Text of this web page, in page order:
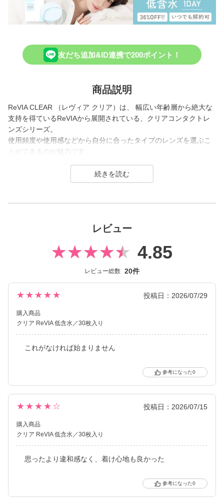
友だち追加&ID連携で200ポイント！
商品説明
ReVIA CLEAR （レヴィア クリア）は、 幅広い年齢層から絶大な
支持を得ているReVIAから展開されている、クリアコンタクトレ
ンズシリーズ。
使用頻度や使用感などから自分に合ったタイプのレンズを選ぶこ
とができるのが魅力です。
2026年には、ブランド誕生から10周年を迎えるにあたり、新イメ
ージモデルに KIM CHAEWON（キム・チェウォン）さんが就任
レビュー
4.85
レビュー総数 20件
★★★★★ 投稿日：2026/07/29
購入商品
クリア ReVIA 低含水／30枚入り
これがなければ始まりません
0
★★★★☆ 投稿日：2026/07/15
購入商品
クリア ReVIA 低含水／30枚入り
思ったより違和感なく、着け心地も良かった
0